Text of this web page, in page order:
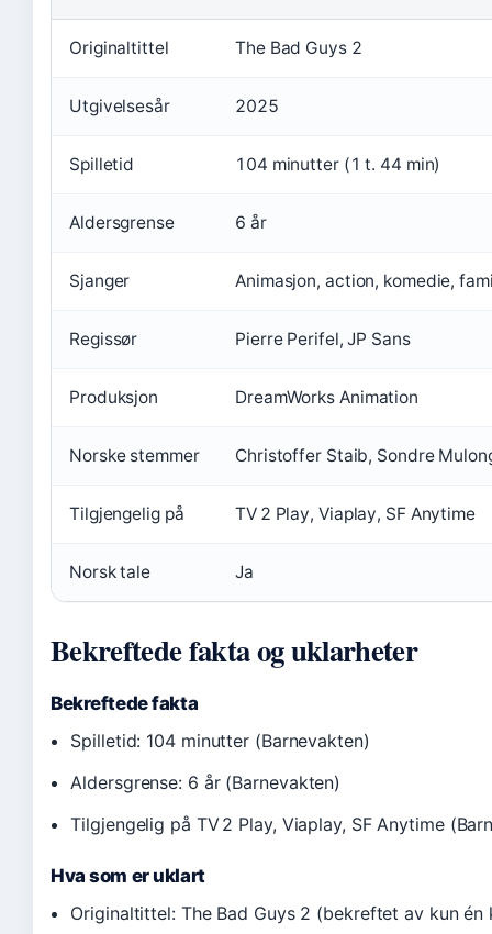
Originaltittel The Bad Guys 2
Utgivelsesår 2025
Spilletid 104 minutter (1 t. 44 min)
Aldersgrense 6 år
Sjanger Animasjon, action, komedie,
Regissør Pierre Perifel, JP Sans
Produksjon DreamWorks Animation
Norske stemmer Christoffer Staib, Sondre
Tilgjengelig på TV 2 Play, Viaplay, SF Anytime
Norsk tale Ja
Bekreftede fakta og uklarheter
Bekreftede fakta
Spilletid: 104 minutter (Barnevakten)
Aldersgrense: 6 år (Barnevakten)
Tilgjengelig på TV 2 Play, Viaplay, SF Anytime
Hva som er uklart
Originaltittel: The Bad Guys 2 (bekreftet av kun én